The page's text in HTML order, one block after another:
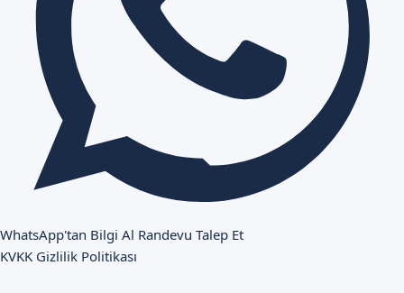
WhatsApp'tan Bilgi Al Randevu Talep Et
KVKK Gizlilik Politikası